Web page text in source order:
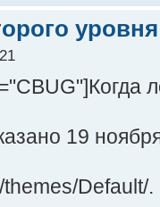
уровня
19
Default/